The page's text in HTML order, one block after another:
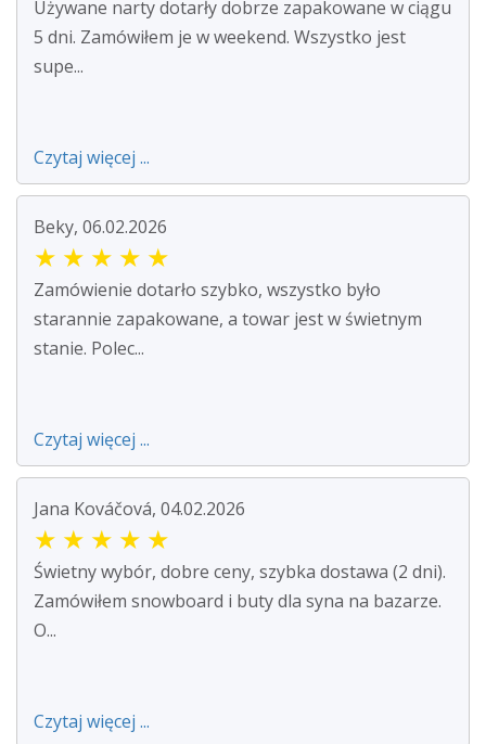
Używane narty dotarły dobrze zapakowane w ciągu
5 dni. Zamówiłem je w weekend. Wszystko jest
supe...
Czytaj więcej ...
Beky, 06.02.2026
★ ★ ★ ★ ★
Zamówienie dotarło szybko, wszystko było
starannie zapakowane, a towar jest w świetnym
stanie. Polec...
Czytaj więcej ...
Jana Kováčová, 04.02.2026
★ ★ ★ ★ ★
Świetny wybór, dobre ceny, szybka dostawa (2 dni).
Zamówiłem snowboard i buty dla syna na bazarze.
O...
Czytaj więcej ...